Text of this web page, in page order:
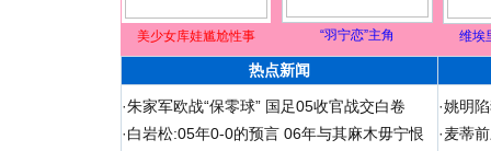
美少女库娃尴尬性事 “羽宁恋”主角 维埃
热点新闻
·朱家军欧战“保零球” 国足05收官战交白卷
·白岩松:05年0-0的预言 06年与其麻木毋宁恨
·姚明
·麦蒂